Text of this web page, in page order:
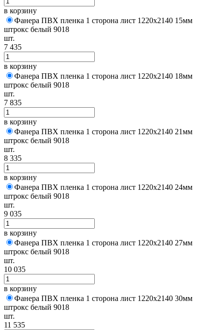
в корзину
Фанера ПВХ пленка 1 сторона лист 1220х2140 15мм
штрокс белый 9018
шт.
7 435
в корзину
Фанера ПВХ пленка 1 сторона лист 1220х2140 18мм
штрокс белый 9018
шт.
7 835
в корзину
Фанера ПВХ пленка 1 сторона лист 1220х2140 21мм
штрокс белый 9018
шт.
8 335
в корзину
Фанера ПВХ пленка 1 сторона лист 1220х2140 24мм
штрокс белый 9018
шт.
9 035
в корзину
Фанера ПВХ пленка 1 сторона лист 1220х2140 27мм
штрокс белый 9018
шт.
10 035
в корзину
Фанера ПВХ пленка 1 сторона лист 1220х2140 30мм
штрокс белый 9018
шт.
11 535